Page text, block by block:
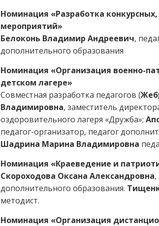
Номинация «Разработка
мероприятий»
Белоконь Владимир Андреевич,
дополнительного образования
Номинация «Организация военно-
детском лагере»
Совместная разработка педагогов (
Владимировна, заместитель
оздоровительного лагеря «Дружба»;
педагог-организатор, педагог
Шадрина Марина Владимировна
Номинация «Краеведение и
Скороходова Оксана Александровна,
дополнительного образования.
методист.
Номинация «Организация